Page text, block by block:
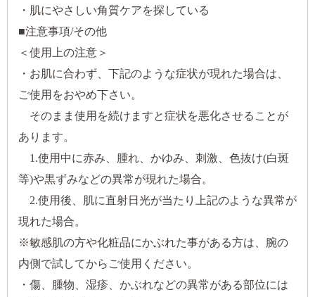
・肌にやさしい角質ケアを探している
■注意事項/その他
＜使用上の注意＞
・お肌に合わず、下記のような症状が現れた場合は、
ご使用をおやめ下さい。
そのまま使用を続けますと症状を悪化させることが
あります。
1.使用中に赤み、腫れ、かゆみ、刺激、色抜け(白斑
等)や黒ずみなどの異常が現れた場合。
2.使用後、肌に直射日光が当たり上記のような異常が
現れた場合。
※敏感肌の方や化粧品にかぶれた事がある方は、腕の
内側で試してからご使用ください。
・傷、腫物、湿疹、かぶれなどの異常がある部位には